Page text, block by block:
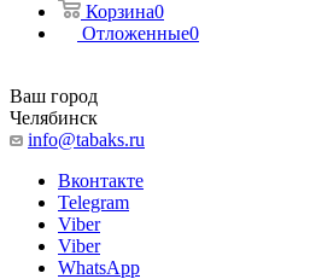
Корзина0
Отложенные0
Ваш город
Челябинск
info@tabaks.ru
Вконтакте
Telegram
Viber
Viber
WhatsApp